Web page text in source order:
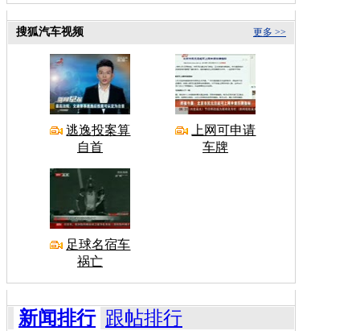
更多 >>
搜狐汽车视频
逃逸投案算
自首
上网可申请
车牌
足球名宿车
祸亡
新闻排行 跟帖排行